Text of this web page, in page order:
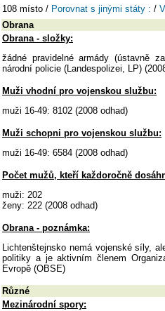
108 místo / Porovnat s jinými státy : /
Obrana
Obrana - složky:
žádné pravidelné armády (ústavně
národní policie (Landespolizei, LP)
Muži vhodní pro vojenskou službu:
muži 16-49: 8102 (2008 odhad)
Muži schopni pro vojenskou službu:
muži 16-49: 6584 (2008 odhad)
Počet mužů, kteří každoročně
muži: 202
ženy: 222 (2008 odhad)
Obrana - poznámka:
Lichtenštejnsko nemá vojenské síly,
politiky a je aktivním členem
Evropě (OBSE)
Různé
Mezinárodní spory: